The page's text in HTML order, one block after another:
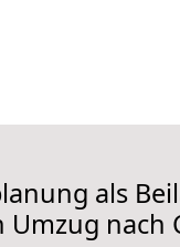
als
Umzug nach